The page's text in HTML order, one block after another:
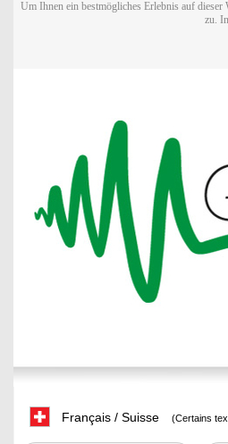
Um Ihnen ein bestmögliches Erlebnis auf
zu.
Français / Suisse (Certains